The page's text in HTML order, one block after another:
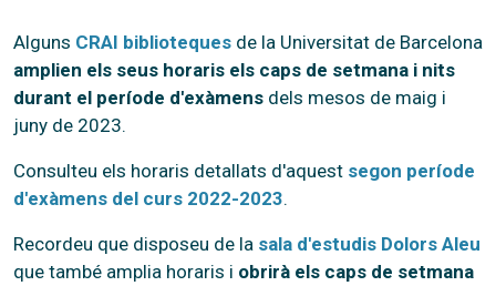
Alguns CRAI biblioteques de la Universitat de Barcelona
amplien els seus horaris els caps de setmana i nits
durant el període d'exàmens dels mesos de maig i
juny de 2023.
Consulteu els horaris detallats d'aquest segon període
d'exàmens del curs 2022-2023.
Recordeu que disposeu de la sala d'estudis Dolors Aleu
que també amplia horaris i obrirà els caps de setmana